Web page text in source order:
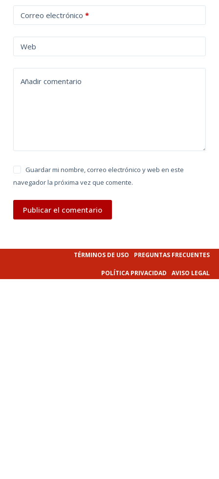
Correo electrónico *
Web
Añadir comentario
Guardar mi nombre, correo electrónico y web en este
navegador la próxima vez que comente.
Publicar el comentario
t
a
t
TÉRMINOS DE USO PREGUNTAS FRECUENTES
POLÍTICA PRIVACIDAD AVISO LEGAL